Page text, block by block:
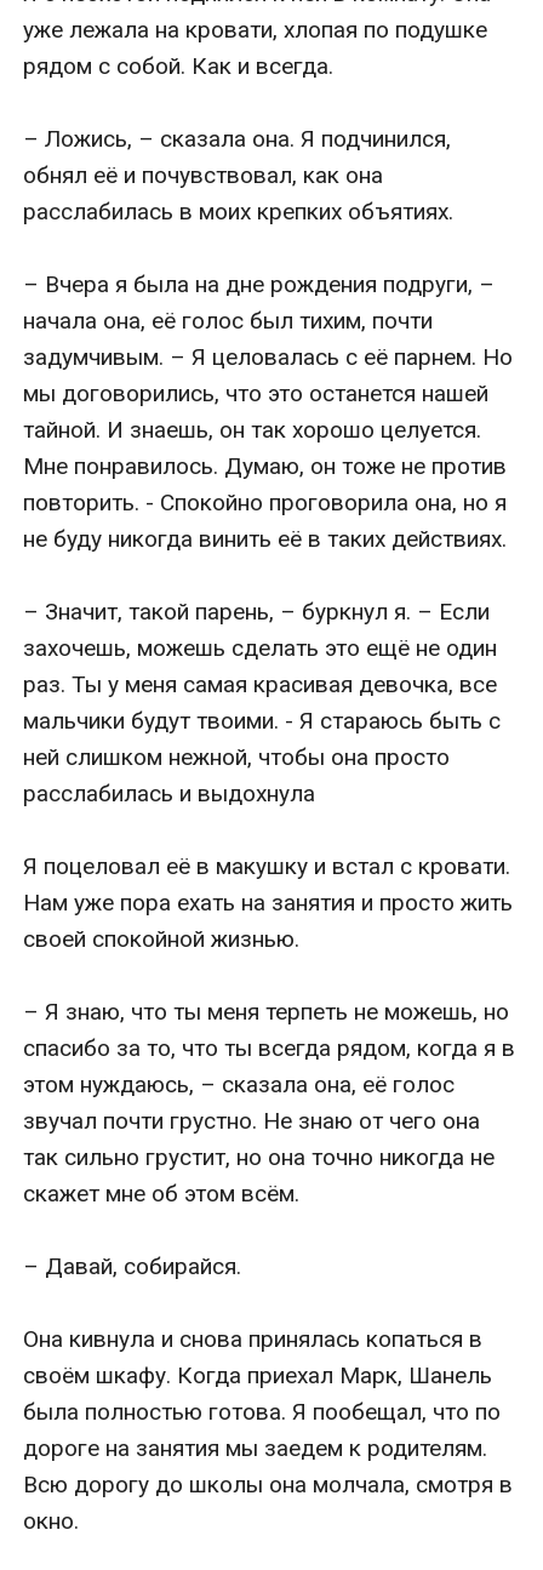
уже лежала на кровати, хлопая по подушке
рядом с собой. Как и всегда.
– Ложись, – сказала она. Я подчинился,
обнял её и почувствовал, как она
расслабилась в моих крепких объятиях.
– Вчера я была на дне рождения подруги, –
начала она, её голос был тихим, почти
задумчивым. – Я целовалась с её парнем. Но
мы договорились, что это останется нашей
тайной. И знаешь, он так хорошо целуется.
Мне понравилось. Думаю, он тоже не против
повторить. - Спокойно проговорила она, но я
не буду никогда винить её в таких действиях.
– Значит, такой парень, – буркнул я. – Если
захочешь, можешь сделать это ещё не один
раз. Ты у меня самая красивая девочка, все
мальчики будут твоими. - Я стараюсь быть с
ней слишком нежной, чтобы она просто
расслабилась и выдохнула
Я поцеловал её в макушку и встал с кровати.
Нам уже пора ехать на занятия и просто жить
своей спокойной жизнью.
– Я знаю, что ты меня терпеть не можешь, но
спасибо за то, что ты всегда рядом, когда я в
этом нуждаюсь, – сказала она, её голос
звучал почти грустно. Не знаю от чего она
так сильно грустит, но она точно никогда не
скажет мне об этом всём.
– Давай, собирайся.
Она кивнула и снова принялась копаться в
своём шкафу. Когда приехал Марк, Шанель
была полностью готова. Я пообещал, что по
дороге на занятия мы заедем к родителям.
Всю дорогу до школы она молчала, смотря в
окно.